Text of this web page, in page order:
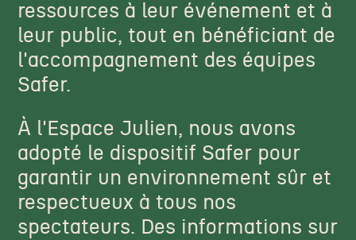
ressources à leur événement et à
leur public, tout en bénéficiant de
l'accompagnement des équipes
Safer.
À l'Espace Julien, nous avons
adopté le dispositif Safer pour
garantir un environnement sûr et
respectueux à tous nos
spectateurs. Des informations sur